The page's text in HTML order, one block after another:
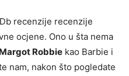
recenzije recenzije
ocjene. Ono u šta nema
Margot Robbie kao Barbie i
nam, nakon što pogledate